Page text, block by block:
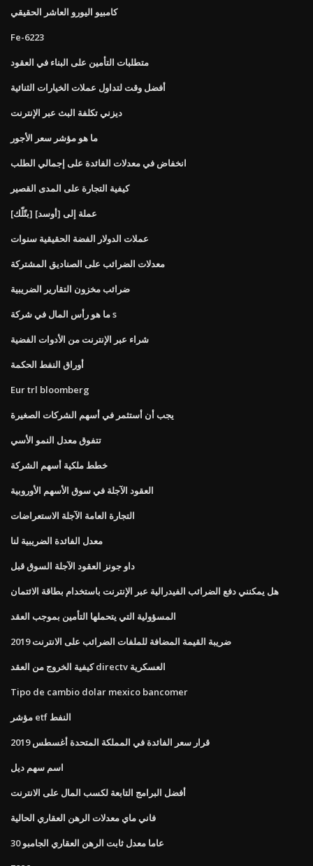
كامبيو اليورو العاشر الحقيقي
Fe-6223
متطلبات التأمين على البناء في العقود
أفضل وقت لتداول عملات الخيارات الثنائية
ديزني تكلفة البث عبر الإنترنت
ما هو مؤشر سعر الأجور
انخفاض في معدلات الفائدة على إجمالي الطلب
كيفية التجارة على المدى القصير
[بتّلّك] عملة إلى [أوسد]
عملات الدولار الفضة الحقيقية سنوات
معدلات الضرائب على الصناديق المشتركة
ضرائب مخزون التقارير الضريبية
ما هو رأس المال في شركة s
شراء عبر الإنترنت من الأدوات الفضية
أوراق النفط الحكمة
Eur trl bloomberg
يجب أن أستثمر في أسهم الشركات الصغيرة
تتفوق معدل النمو الأسي
خطط ملكية أسهم الشركة
العقود الآجلة في سوق الأسهم الأوروبية
التجارة العامة الآجلة الاستعراضات
معدل الفائدة الضريبية لنا
داو جونز العقود الآجلة السوق قبل
هل يمكنني دفع الضرائب الفيدرالية عبر الإنترنت باستخدام بطاقة الائتمان
المسؤولية التي يتحملها التأمين بموجب العقد
ضريبة القيمة المضافة للملفات الضرائب على الانترنت 2019
كيفية الخروج من العقد directv العسكرية
Tipo de cambio dolar mexico bancomer
مؤشر etf النفط
قرار سعر الفائدة في المملكة المتحدة أغسطس 2019
اسم سهم ديل
أفضل البرامج التابعة لكسب المال على الانترنت
فاني ماي معدلات الرهن العقاري الحالية
30 عاما معدل ثابت الرهن العقاري الجامبو